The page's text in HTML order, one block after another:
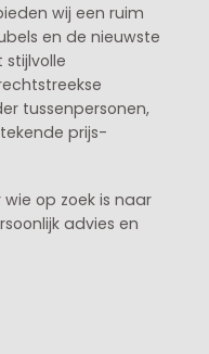
wij een ruim
en de nieuwste
tussenpersonen,
prijs-
op zoek is naar
advies en